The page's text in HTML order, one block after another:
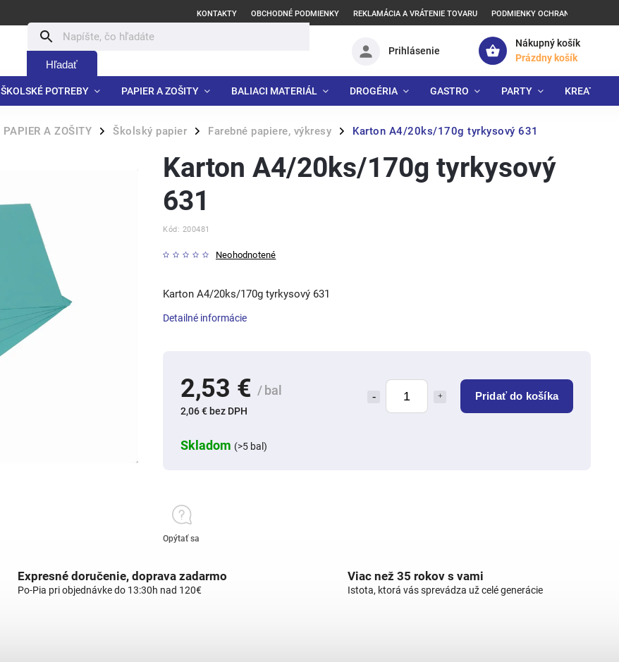
KONTAKTY OBCHODNÉ PODMIENKY REKLAMÁCIA A VRÁTENIE TOVARU PODMIENKY OCHRANY
Hľadať
Nákupný košík
Prázdny košík
Prihlásenie
ŠKOLSKÉ POTREBY PAPIER A ZOŠITY BALIACI MATERIÁL DROGÉRIA GASTRO PARTY
PAPIER A ZOŠITY / Školský papier / Farebné papiere, výkresy / Karton A4/20ks/170g tyrkysový 631
2,53 € / bal
2,06 € bez DPH
Pridať do košíka
Skladom (>5 bal)
Karton A4/20ks/170g tyrkysový
631
Kód: 200481
Neohodnotené
Karton A4/20ks/170g tyrkysový 631
Detailné informácie
Opýtať sa
Expresné doručenie, doprava zadarmo
Po-Pia pri objednávke do 13:30h nad 120€
Viac než 35 rokov s vami
Istota, ktorá vás sprevádza už celé generácie